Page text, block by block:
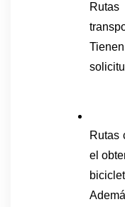
Rutas
el